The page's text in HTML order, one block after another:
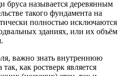
бруса называется деревянным
такого фундамента на
полностью исключаются
зданиях, или их объём
важно знать внутреннюю
как ростверк является